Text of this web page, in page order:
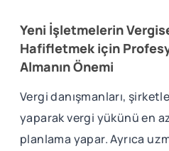
Yeni İşletmelerin
Hafifletmek için
Almanın Önemi
Vergi danışmanları,
yaparak vergi yükünü en
planlama yapar. Ayrıca